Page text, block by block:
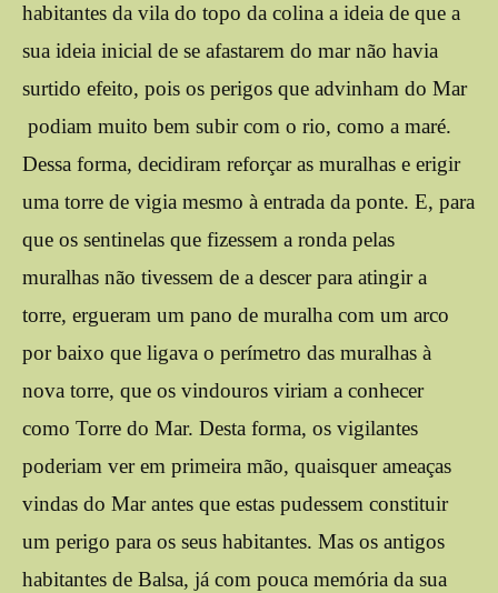
habitantes da vila do topo da colina a ideia de que a
sua ideia inicial de se afastarem do mar não havia
surtido efeito, pois os perigos que advinham do Mar
podiam muito bem subir com o rio, como a maré.
Dessa forma, decidiram reforçar as muralhas e erigir
uma torre de vigia mesmo à entrada da ponte. E, para
que os sentinelas que fizessem a ronda pelas
muralhas não tivessem de a descer para atingir a
torre, ergueram um pano de muralha com um arco
por baixo que ligava o perímetro das muralhas à
nova torre, que os vindouros viriam a conhecer
como Torre do Mar. Desta forma, os vigilantes
poderiam ver em primeira mão, quaisquer ameaças
vindas do Mar antes que estas pudessem constituir
um perigo para os seus habitantes. Mas os antigos
habitantes de Balsa, já com pouca memória da sua